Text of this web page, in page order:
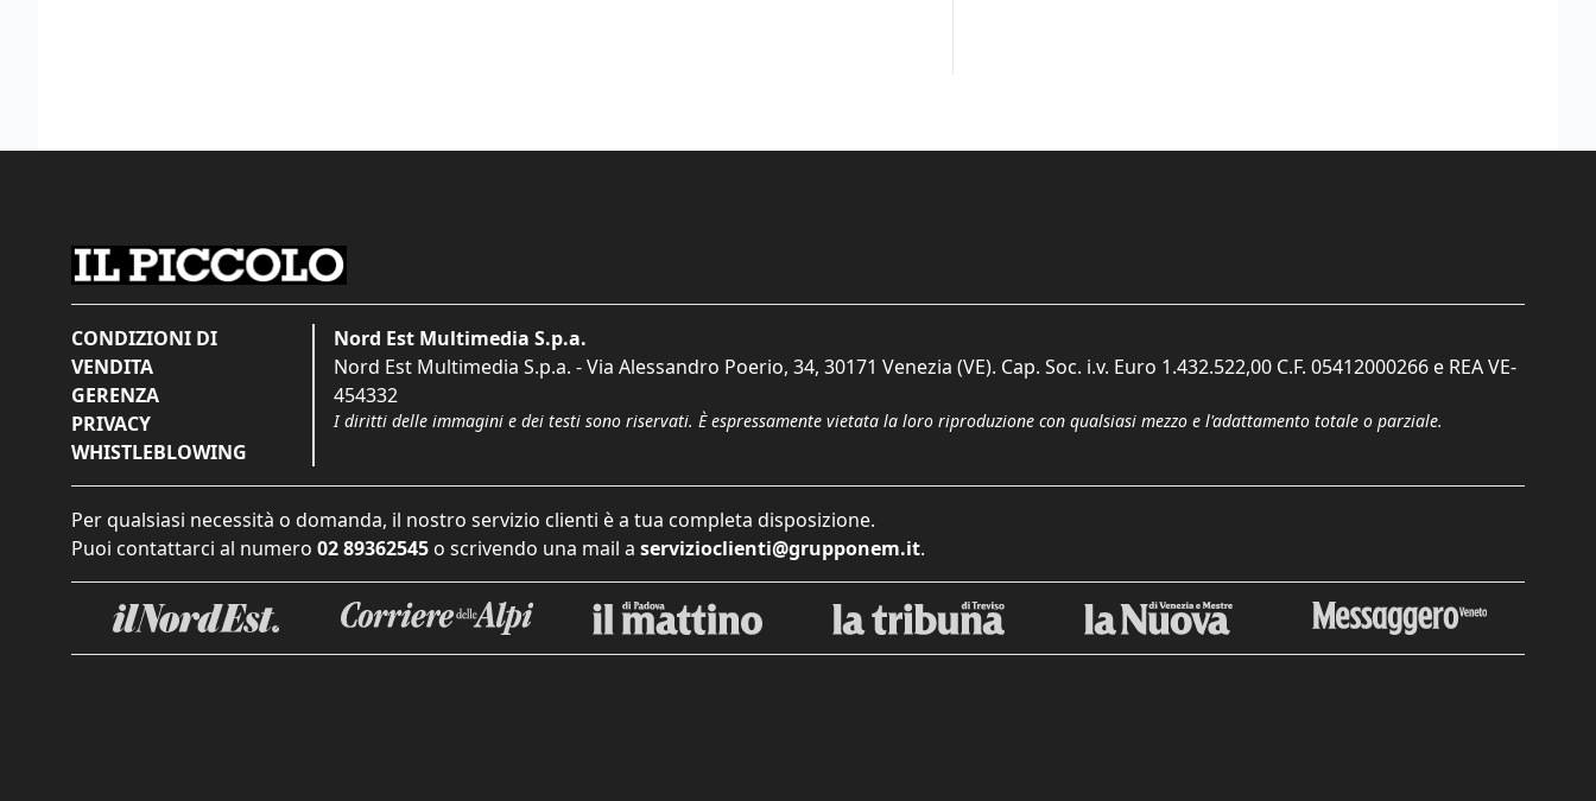
CONDIZIONI DI
VENDITA
GERENZA
PRIVACY
WHISTLEBLOWING
Nord Est Multimedia S.p.a.
Nord Est Multimedia S.p.a. - Via Alessandro Poerio, 34, 30171 Venezia (VE). Cap. Soc. i.v. Euro 1.432.522,00 C.F. 05412000266 e REA VE-
454332
I diritti delle immagini e dei testi sono riservati. È espressamente vietata la loro riproduzione con qualsiasi mezzo e l'adattamento totale o parziale.
Per qualsiasi necessità o domanda, il nostro servizio clienti è a tua completa disposizione.
Puoi contattarci al numero 02 89362545 o scrivendo una mail a servizioclienti@grupponem.it.